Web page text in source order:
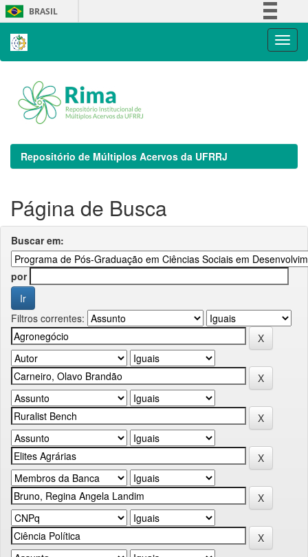
Skip
navigation
BRASIL
Repositório de Múltiplos Acervos da UFRRJ
Página de Busca
Buscar em:
por
Filtros correntes: